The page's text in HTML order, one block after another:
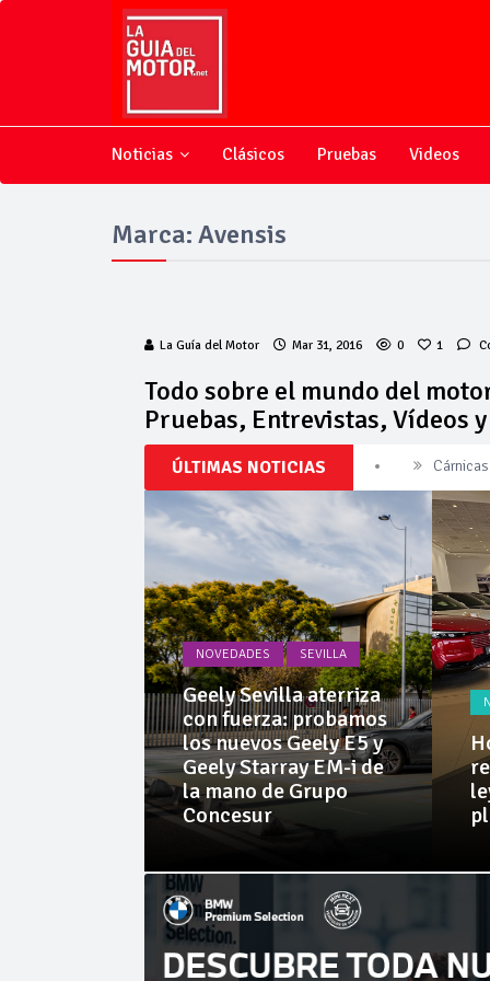
Noticias Clásicos Pruebas Videos
Marca: Avensis
La Guía del Motor Mar 31, 2016 0 1
Todo sobre el mundo del
Pruebas, Entrevistas, Vídeos
ÚLTIMAS NOTICIAS
La
Invercar
NOVEDADES SEVILLA
Geely Sevilla aterriza
con fuerza: probamos
los nuevos Geely E5 y
Geely Starray EM-i de
la mano de Grupo
Concesur